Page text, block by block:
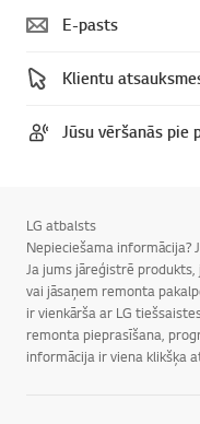
E-pasts
Klientu
Jūsu vēršanās pie
LG atbalsts
Nepieciešama informācija?
Ja jums jāreģistrē
vai jāsaņem remonta
ir vienkārša ar LG
remonta pieprasīšana,
informācija ir viena klikšķa